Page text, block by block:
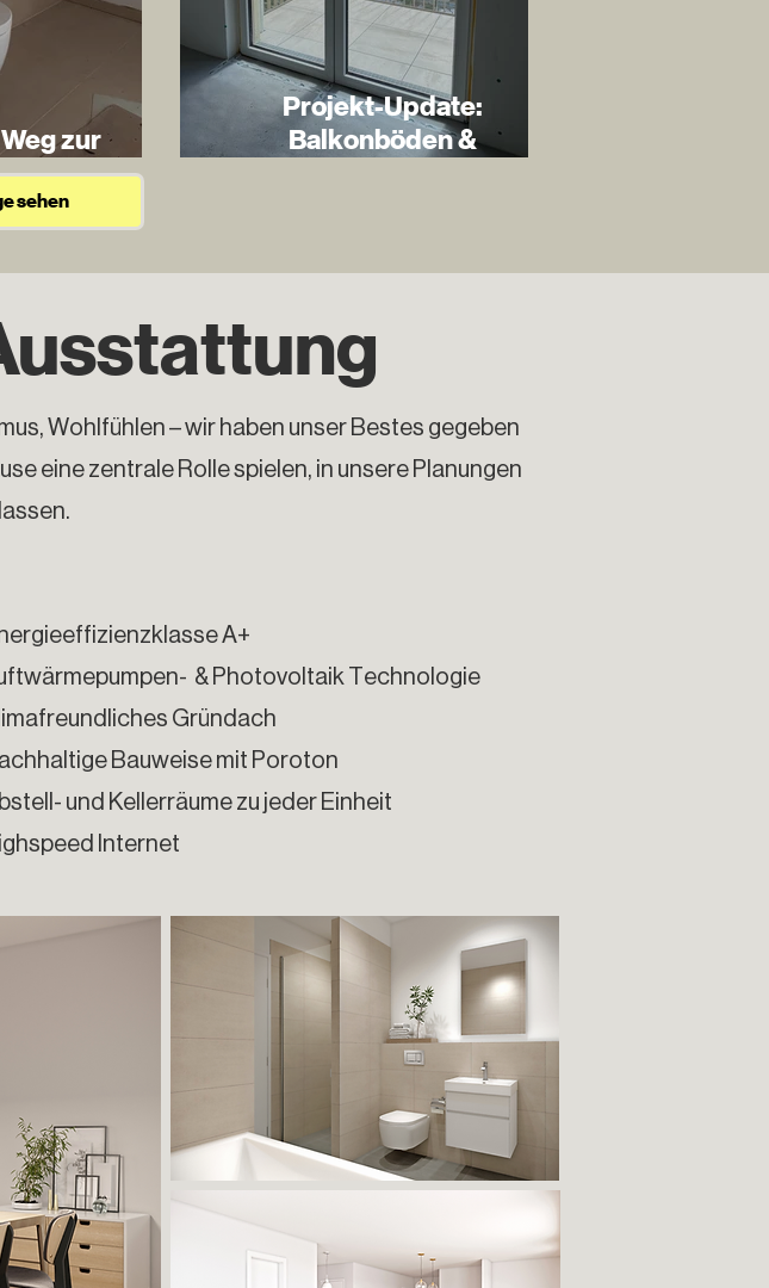
zur
Projekt-Update:
Balkonböden &
sehen
Wohlfühlen – wir haben unser Bestes gegeben
eine zentrale Rolle spielen, in unsere Planungen
A+
& Photovoltaik Technologie
Gründach
Bauweise mit Poroton
und Kellerräume zu jeder Einheit
Internet